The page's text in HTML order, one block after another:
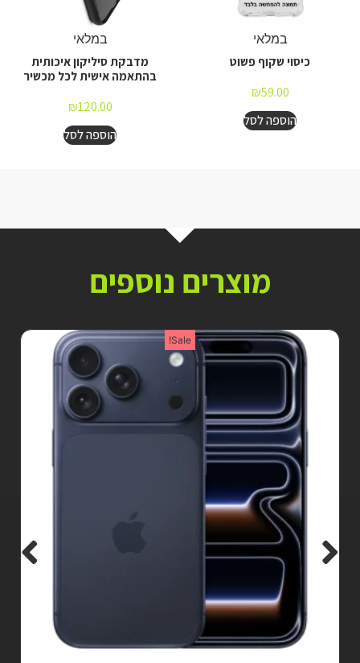
במלאי
כיסוי שקוף פשוט
₪59.00
הוספה לסל
במלאי
מדבקת סיליקון איכותית
בהתאמה אישית לכל מכשיר
₪120.00
הוספה לסל
מוצרים נוספים